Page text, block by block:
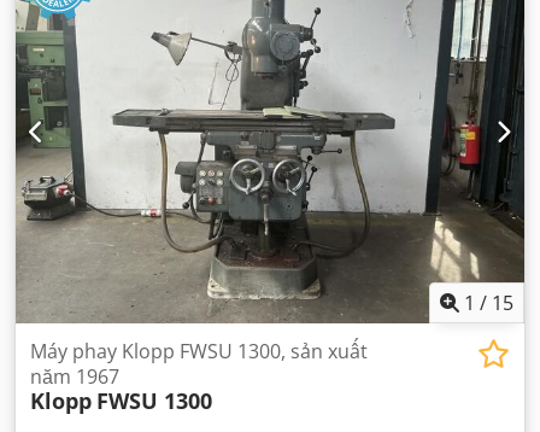
1 / 15
Máy phay Klopp FWSU 1300, sản xuất
năm 1967
Klopp FWSU 1300